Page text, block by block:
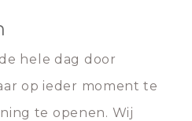
hele dag door
op ieder moment te
te openen. Wij